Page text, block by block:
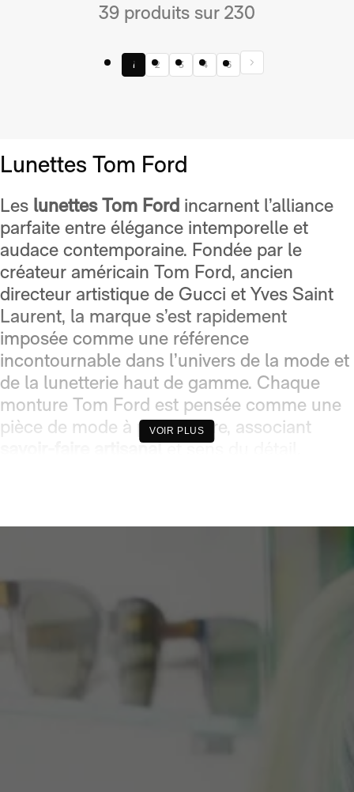
39 produits sur 230
1 2 3 4 6
Lunettes Tom Ford
Les lunettes Tom Ford incarnent l’alliance
parfaite entre élégance intemporelle et
audace contemporaine. Fondée par le
créateur américain Tom Ford, ancien
directeur artistique de Gucci et Yves Saint
Laurent, la marque s’est rapidement
imposée comme une référence
incontournable dans l’univers de la mode et
de la lunetterie haut de gamme. Chaque
monture Tom Ford est pensée comme une
pièce de mode à part entière, associant
savoir-faire artisanalet sens du détail.
sublimer la personnalité de celui ou celle
vue ou solaires, reflètent cet héritage et
cette ambition. Le design est travaillé jusque
dans les moindres détails, les matériaux
sont choisis pour leurqualité
VOIR PLUS